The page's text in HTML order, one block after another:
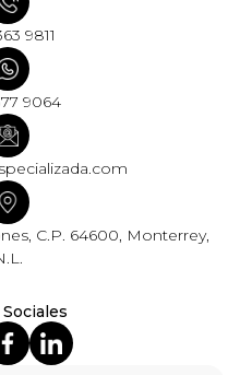
9811
9064
C.P. 64600, Monterrey,